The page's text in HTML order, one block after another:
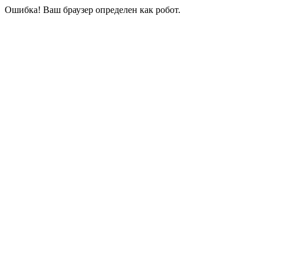
Ошибка! Ваш браузер определен как робот.